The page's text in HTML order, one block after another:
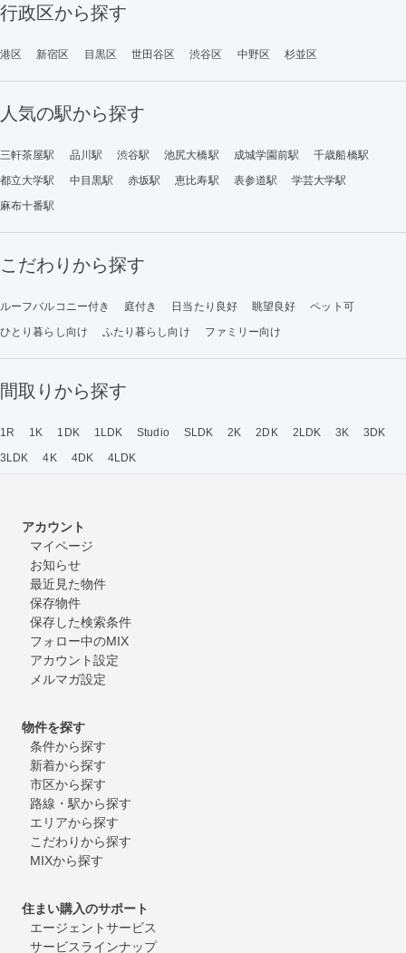
行政区から探す
港区 新宿区 目黒区 世田谷区 渋谷区 中野区 杉並区
人気の駅から探す
三軒茶屋駅 品川駅 渋谷駅 池尻大橋駅 成城学園前駅
千歳船橋駅
都立大学駅
中目黒駅 赤坂駅 恵比寿駅 表参道駅
学芸大学駅
麻布十番駅
こだわりから探す
ルーフバルコニー付き 庭付き 日当たり良好 眺望良好
ペット可
ひとり暮らし向け
ふたり暮らし向け ファミリー向け
間取りから探す
1R 1K 1DK 1LDK Studio SLDK 2K 2DK 2LDK 3K
3DK
3LDK
4K 4DK 4LDK
アカウント
マイページ
お知らせ
最近見た物件
保存物件
保存した検索条件
フォロー中のMIX
アカウント設定
メルマガ設定
物件を探す
条件から探す
新着から探す
市区から探す
路線・駅から探す
エリアから探す
こだわりから探す
MIXから探す
住まい購入のサポート
エージェントサービス
サービスラインナップ